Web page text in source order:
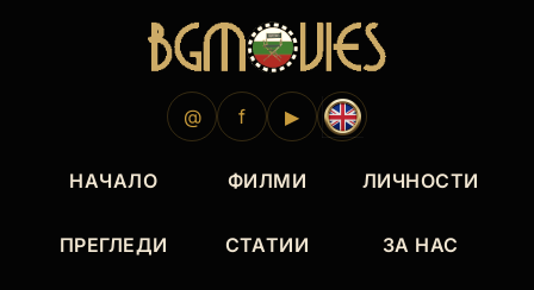
@ f ▶
НАЧАЛО ФИЛМИ ЛИЧНОСТИ
ПРЕГЛЕДИ СТАТИИ ЗА НАС